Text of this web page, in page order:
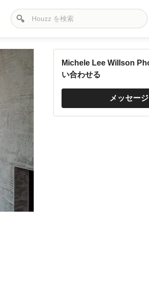
Michele Lee Willson
い合わせる
メッセー